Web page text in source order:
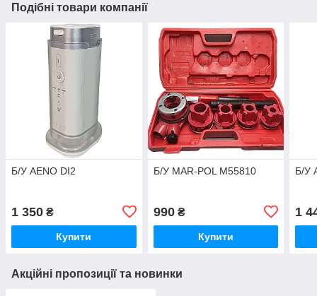
Подібні товари компанії
Б/У AENO DI2
1 350 ₴
Купити
Б/У MAR-POL M55810
990₴
Купити
Б/У
1
Акційні пропозиції та новинки